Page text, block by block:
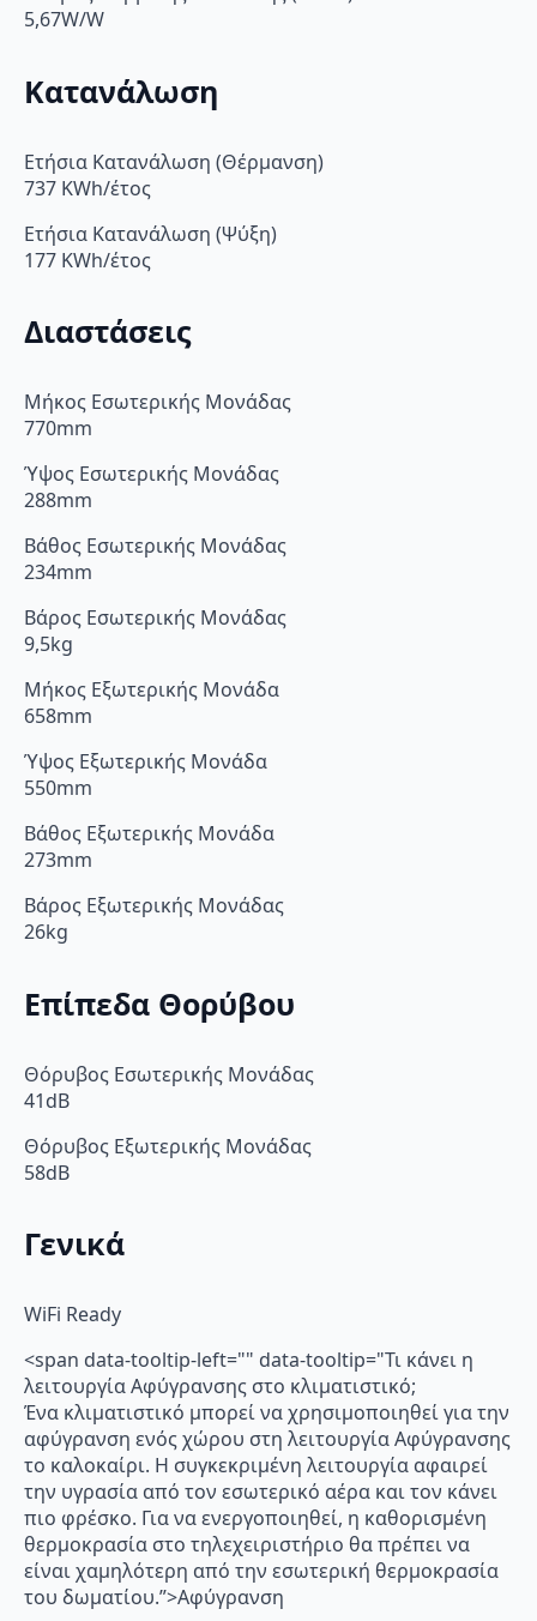
5,67W/W
Κατανάλωση
Ετήσια Κατανάλωση (Θέρμανση)
737 KWh/έτος
Ετήσια Κατανάλωση (Ψύξη)
177 KWh/έτος
Διαστάσεις
Μήκος Εσωτερικής Μονάδας
770mm
Ύψος Εσωτερικής Μονάδας
288mm
Βάθος Εσωτερικής Μονάδας
234mm
Βάρος Εσωτερικής Μονάδας
9,5kg
Μήκος Εξωτερικής Μονάδα
658mm
Ύψος Εξωτερικής Μονάδα
550mm
Βάθος Εξωτερικής Μονάδα
273mm
Βάρος Εξωτερικής Μονάδας
26kg
Επίπεδα Θορύβου
Θόρυβος Εσωτερικής Μονάδας
41dB
Θόρυβος Εξωτερικής Μονάδας
58dB
Γενικά
WiFi Ready
<span data-tooltip-left="" data-tooltip="Τι κάνει η
λειτουργία Αφύγρανσης στο κλιματιστικό;
Ένα κλιματιστικό μπορεί να χρησιμοποιηθεί για την
αφύγρανση ενός χώρου στη λειτουργία Αφύγρανσης
το καλοκαίρι. Η συγκεκριμένη λειτουργία αφαιρεί
την υγρασία από τον εσωτερικό αέρα και τον κάνει
πιο φρέσκο. Για να ενεργοποιηθεί, η καθορισμένη
θερμοκρασία στο τηλεχειριστήριο θα πρέπει να
είναι χαμηλότερη από την εσωτερική θερμοκρασία
του δωματίου.”>Αφύγρανση